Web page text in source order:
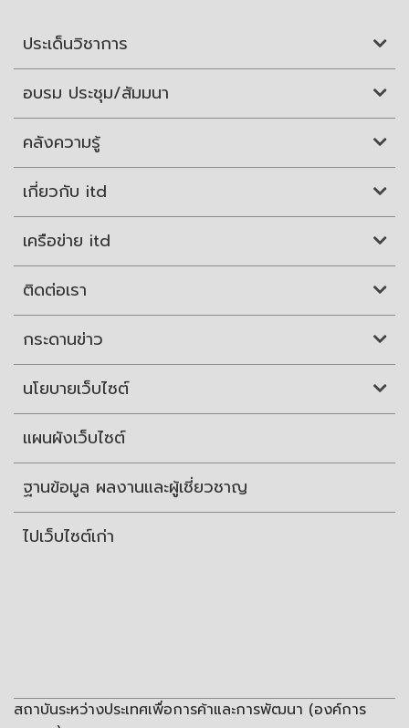
ประเด็นวิชาการ
อบรม ประชุม/สัมมนา
คลังความรู้
เกี่ยวกับ itd
เครือข่าย itd
ติดต่อเรา
กระดานข่าว
นโยบายเว็บไซต์
แผนผังเว็บไซต์
ฐานข้อมูล ผลงานและผู้เชี่ยวชาญ
ไปเว็บไซต์เก่า
สถาบันระหว่างประเทศเพื่อการค้าและการพัฒนา (องค์การ